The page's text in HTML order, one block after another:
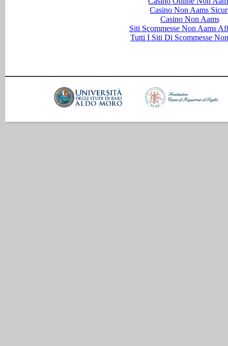
Casino Non Aams
Casino Non Aams
Siti Scommesse Non Aams
Tutti I Siti Di Scommesse